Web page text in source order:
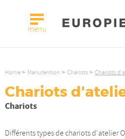
menu
Home Manutention Chariots Chariots
Chariots
Chariots
Différents types de chariots d'atelier